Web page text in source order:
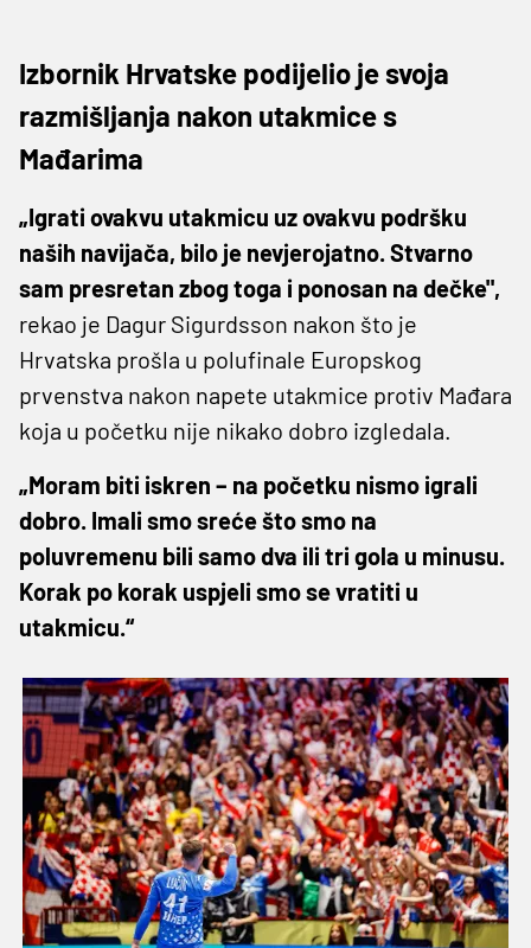
Izbornik Hrvatske podijelio je svoja
razmišljanja nakon utakmice s
Mađarima
„Igrati ovakvu utakmicu uz ovakvu podršku
naših navijača, bilo je nevjerojatno. Stvarno
sam presretan zbog toga i ponosan na dečke",
rekao je Dagur Sigurdsson nakon što je
Hrvatska prošla u polufinale Europskog
prvenstva nakon napete utakmice protiv Mađara
koja u početku nije nikako dobro izgledala.
„Moram biti iskren – na početku nismo igrali
dobro. Imali smo sreće što smo na
poluvremenu bili samo dva ili tri gola u minusu.
Korak po korak uspjeli smo se vratiti u
utakmicu.“